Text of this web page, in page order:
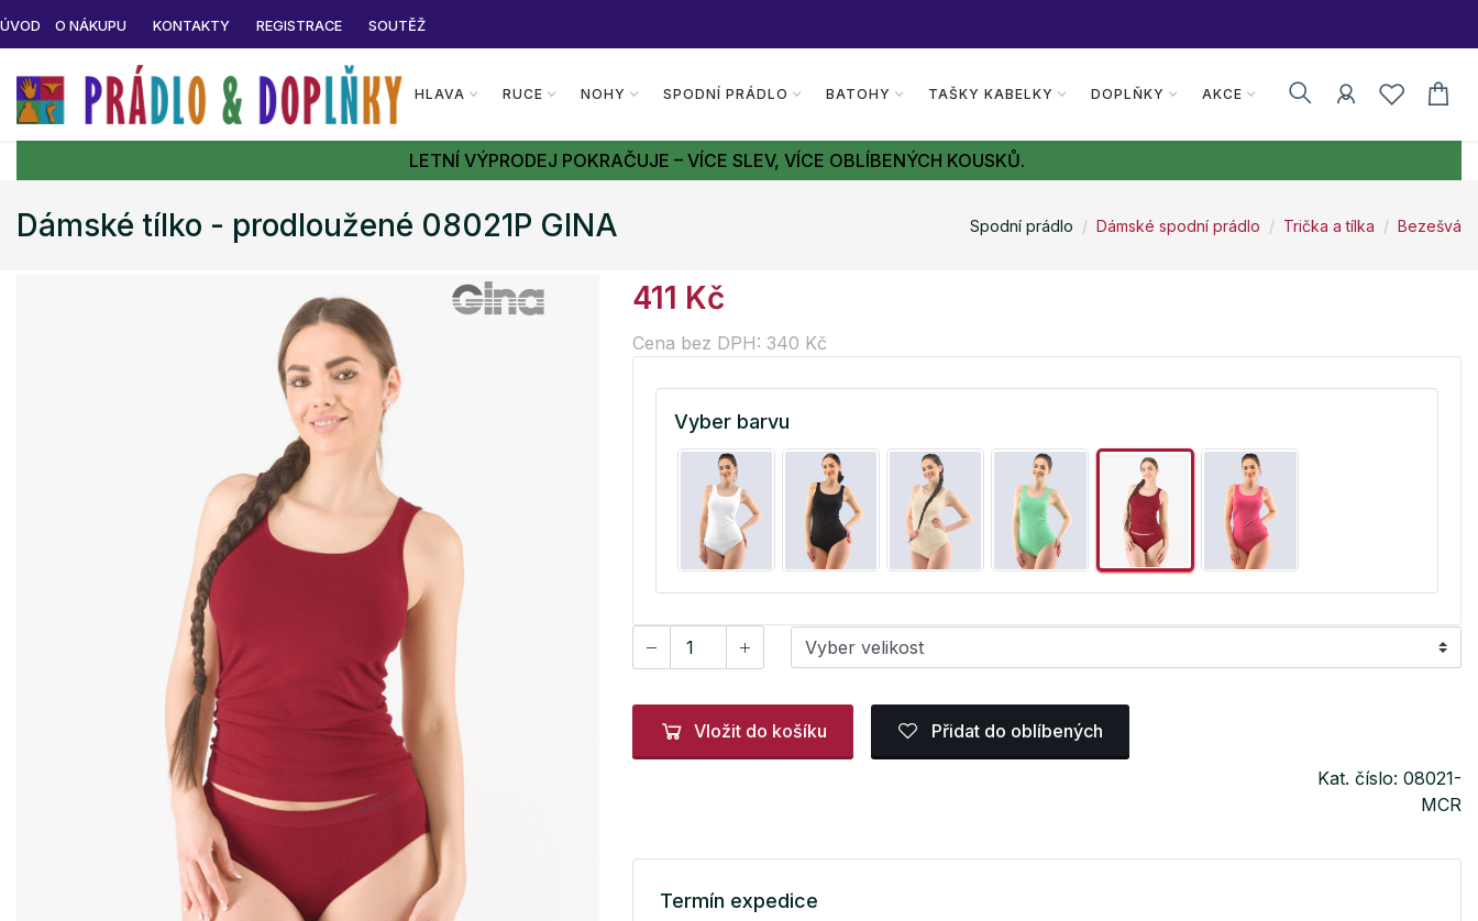
ÚVOD O NÁKUPU KONTAKTY REGISTRACE SOUTĚŽ
HLAVA RUCE NOHY SPODNÍ PRÁDLO BATOHY TAŠKY KABELKY DOPLŇKY AKCE
LETNÍ VÝPRODEJ POKRAČUJE – VÍCE SLEV, VÍCE OBLÍBENÝCH KOUSKŮ.
Dámské tílko - prodloužené 08021P GINA Spodní prádlo Dámské spodní prádlo Trička a tílka Bezešvá
411 Kč
Cena bez DPH: 340 Kč
Vyber barvu
Vložit do košíku Přidat do oblíbených
Kat. číslo: 08021-
MCR
Termín expedice